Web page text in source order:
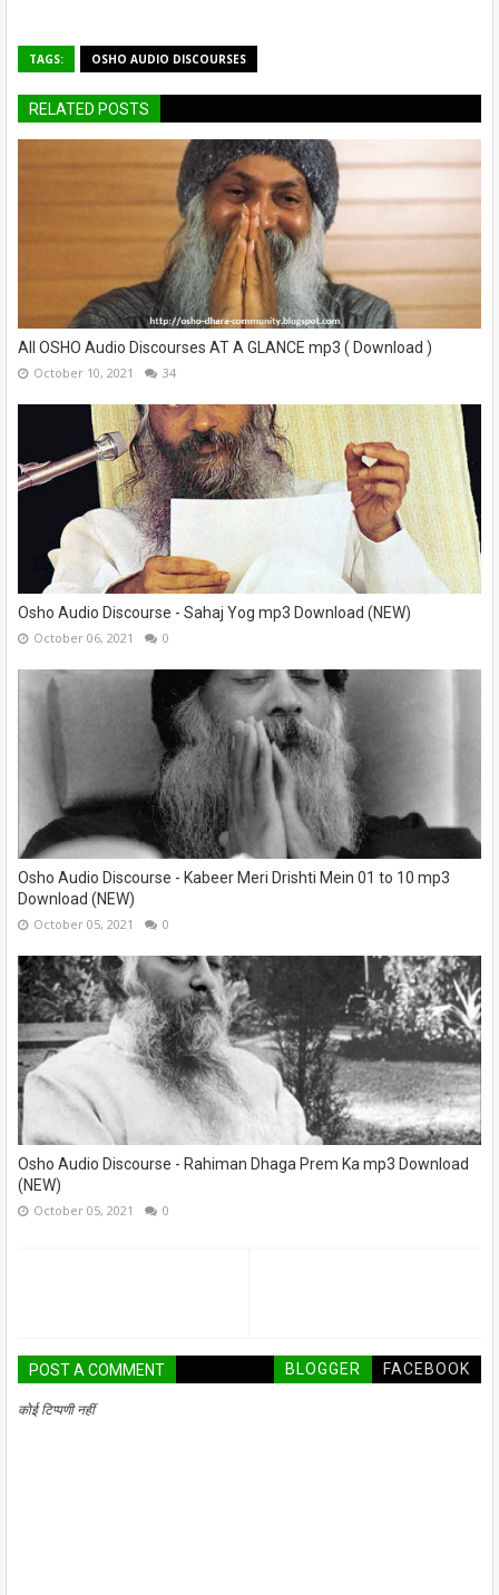
TAGS: OSHO AUDIO DISCOURSES
RELATED POSTS
All OSHO Audio Discourses AT A GLANCE mp3 ( Download )
October 10, 2021 34
Osho Audio Discourse - Sahaj Yog mp3 Download (NEW)
October 06, 2021 0
Osho Audio Discourse - Kabeer Meri Drishti Mein 01 to 10 mp3
Download (NEW)
October 05, 2021 0
Osho Audio Discourse - Rahiman Dhaga Prem Ka mp3 Download
(NEW)
October 05, 2021 0
POST A COMMENT BLOGGER FACEBOOK
कोई टिप्पणी नहीं